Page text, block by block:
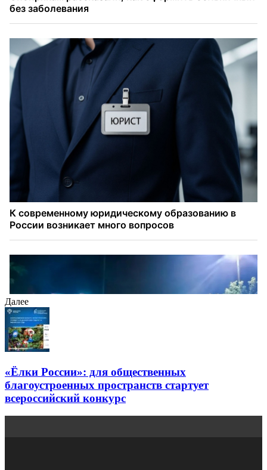
Далее
«Ёлки России»: для общественных
благоустроенных пространств стартует
всероссийский конкурс